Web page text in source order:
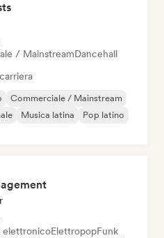
/ MainstreamDancehall
Commerciale / Mainstream
Musica latina
Pop latino
elettronicoElettropopFunk